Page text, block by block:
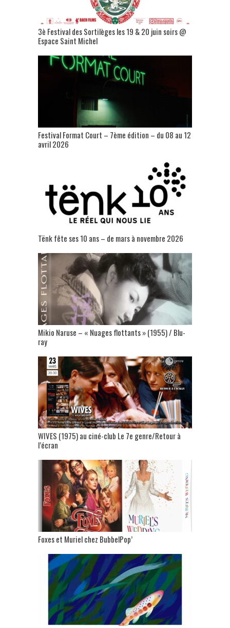
3è Festival des Sortilèges les 19 & 20 juin soirs @
Espace Saint Michel
Festival Format Court – 7ème édition – du 08 au 12
avril 2026
Tënk fête ses 10 ans – de mars à novembre 2026
Mikio Naruse – « Nuages flottants » (1955) / Blu-
ray
WIVES (1975) au ciné-club Le 7e genre/Retour à
l’écran
Foxes et Muriel chez BubbelPop’